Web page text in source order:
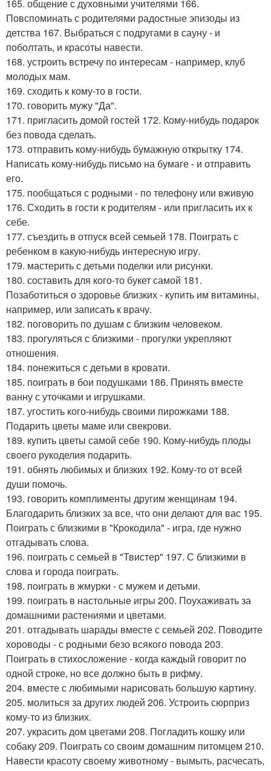
165. общение с духовными учителями 166.
Повспоминать с родителями радостные эпизоды из
детства 167. Выбраться с подругами в сауну - и
поболтать, и красоты навести.
168. устроить встречу по интересам - например, клуб
молодых мам.
169. сходить к кому-то в гости.
170. говорить мужу "Да".
171. пригласить домой гостей 172. Кому-нибудь подарок
без повода сделать.
173. отправить кому-нибудь бумажную открытку 174.
Написать кому-нибудь письмо на бумаге - и отправить
его.
175. пообщаться с родными - по телефону или вживую
176. Сходить в гости к родителям - или пригласить их к
себе.
177. съездить в отпуск всей семьей 178. Поиграть с
ребенком в какую-нибудь интересную игру.
179. мастерить с детьми поделки или рисунки.
180. составить для кого-то букет самой 181.
Позаботиться о здоровье близких - купить им витамины,
например, или записать к врачу.
182. поговорить по душам с близким человеком.
183. прогуляться с близкими - прогулки укрепляют
отношения.
184. понежиться с детьми в кровати.
185. поиграть в бои подушками 186. Принять вместе
ванну с уточками и игрушками.
187. угостить кого-нибудь своими пирожками 188.
Подарить цветы маме или свекрови.
189. купить цветы самой себе 190. Кому-нибудь плоды
своего рукоделия подарить.
191. обнять любимых и близких 192. Кому-то от всей
души помочь.
193. говорить комплименты другим женщинам 194.
Благодарить близких за все, что они делают для вас 195.
Поиграть с близкими в "Крокодила" - игра, где нужно
отгадывать слова.
196. поиграть с семьей в "Твистер" 197. С близкими в
слова и города поиграть.
198. поиграть в жмурки - с мужем и детьми.
199. поиграть в настольные игры 200. Поухаживать за
домашними растениями и цветами.
201. отгадывать шарады вместе с семьей 202. Поводите
хороводы - с родными безо всякого повода 203.
Поиграть в стихосложение - когда каждый говорит по
одной строке, но все должно быть в рифму.
204. вместе с любимыми нарисовать большую картину.
205. молиться за других людей 206. Устроить сюрприз
кому-то из близких.
207. украсить дом цветами 208. Погладить кошку или
собаку 209. Поиграть со своим домашним питомцем 210.
Навести красоту своему животному - вымыть, расчесать,